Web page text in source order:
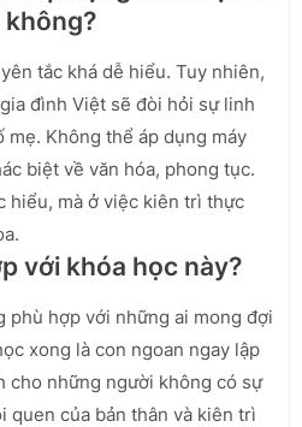
không?
tắc khá dễ hiểu. Tuy nhiên,
đình Việt sẽ đòi hỏi sự linh
mẹ. Không thể áp dụng máy
biệt về văn hóa, phong tục.
hiểu, mà ở việc kiên trì thực
với khóa học này?
phù hợp với những ai mong đợi
xong là con ngoan ngay lập
cho những người không có sự
quen của bản thân và kiên trì